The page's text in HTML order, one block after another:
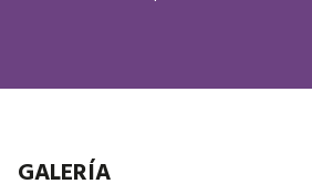
GALERÍA